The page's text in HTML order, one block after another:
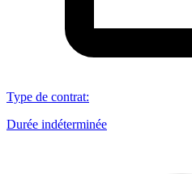
Type de contrat:
Durée indéterminée